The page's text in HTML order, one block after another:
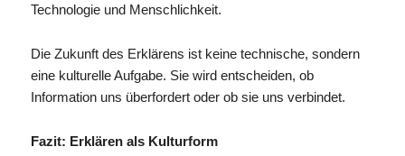
Technologie und Menschlichkeit.
Die Zukunft des Erklärens ist keine technische, sondern
eine kulturelle Aufgabe. Sie wird entscheiden, ob
Information uns überfordert oder ob sie uns verbindet.
Fazit: Erklären als Kulturform